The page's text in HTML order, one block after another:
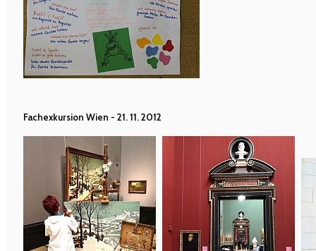
Fachexkursion Wien - 21. 11. 2012